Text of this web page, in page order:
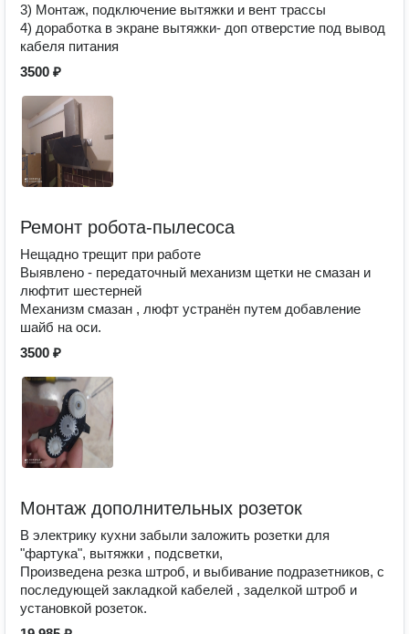
3) Монтаж, подключение вытяжки и вент трассы
4) доработка в экране вытяжки- доп отверстие под вывод
кабеля питания
3500 ₽
Ремонт робота-пылесоса
Нещадно трещит при работе
Выявлено - передаточный механизм щетки не смазан и
люфтит шестерней
Механизм смазан , люфт устранён путем добавление
шайб на оси.
3500 ₽
Монтаж дополнительных розеток
В электрику кухни забыли заложить розетки для
"фартука", вытяжки , подсветки,
Произведена резка штроб, и выбивание подразетников, с
последующей закладкой кабелей , заделкой штроб и
установкой розеток.